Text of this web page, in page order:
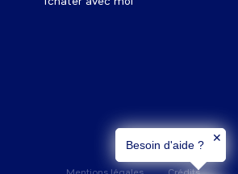
Besoin d'aide ?
✕